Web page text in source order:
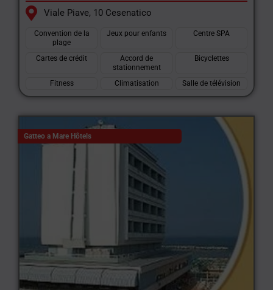
Viale Piave, 10 Cesenatico
Convention de la
plage
Jeux pour enfants Centre SPA
Cartes de crédit
Accord de
stationnement
Bicyclettes
Fitness Climatisation Salle de télévision
Gatteo a Mare Hôtels